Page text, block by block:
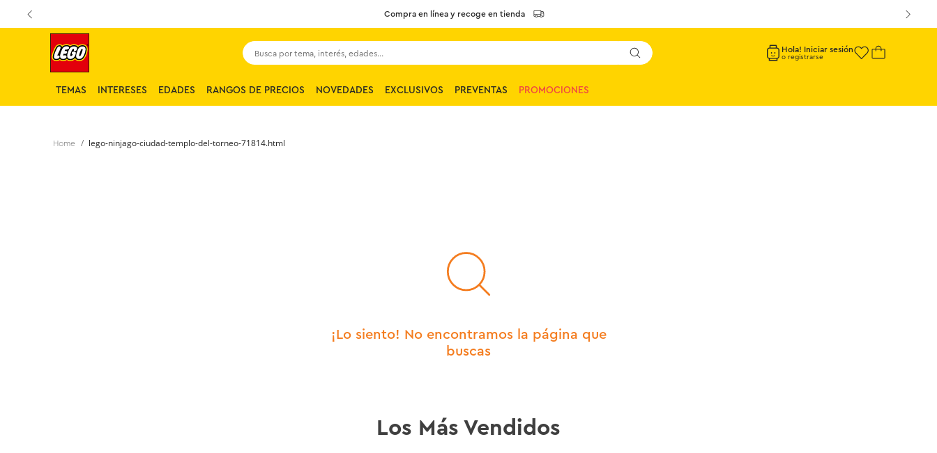
Compra en línea y recoge en tienda
Busca por tema, interés, edades... Hola! Iniciar sesión
TEMAS INTERESES EDADES RANGOS DE PRECIOS NOVEDADES EXCLUSIVOS PREVENTAS PROMOCIONES
lego-ninjago-ciudad-templo-del-torneo-71814.html
¡Lo siento! No encontramos la página que
buscas
Los Más Vendidos